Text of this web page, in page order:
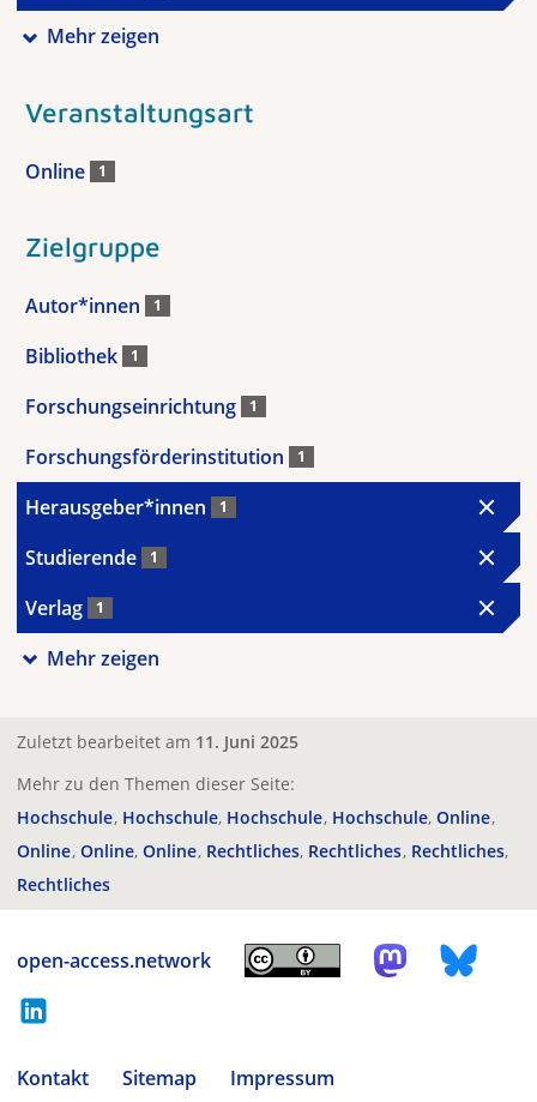
Mehr zeigen
Veranstaltungsart
Online 1
Zielgruppe
Autor*innen 1
Bibliothek 1
Forschungseinrichtung 1
Forschungsförderinstitution 1
Herausgeber*innen 1
Studierende 1
Verlag 1
Mehr zeigen
Zuletzt bearbeitet am 11. Juni 2025
Mehr zu den Themen dieser Seite:
Hochschule Hochschule Hochschule Hochschule Online
Online Online Online Rechtliches Rechtliches Rechtliches
Rechtliches
open-access.network
Kontakt Sitemap
Impressum